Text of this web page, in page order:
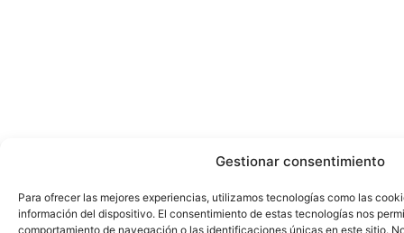
Gestionar consentimiento
Para ofrecer las mejores experiencias, utilizamos tecnologías como las
información del dispositivo. El consentimiento de estas tecnologías nos
comportamiento de navegación o las identificaciones únicas en este sitio.